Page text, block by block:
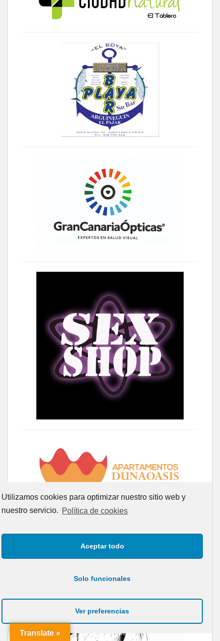
Utilizamos cookies para optimizar nuestro sitio web y
nuestro servicio. Política de cookies
Aceptar todo
Solo funcionales
Ver preferencias
Translate »